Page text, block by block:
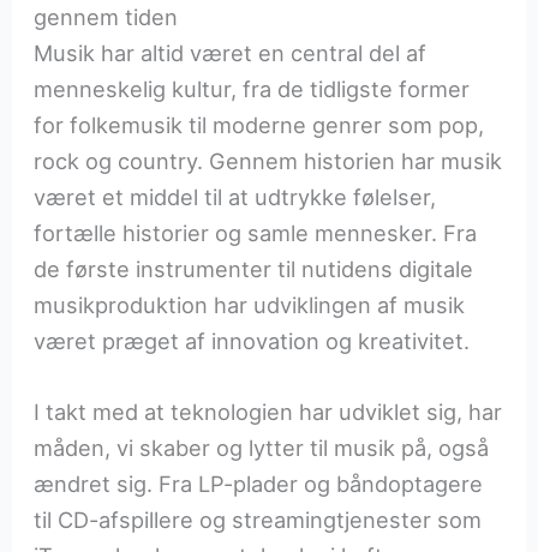
gennem tiden
Musik har altid været en central del af
menneskelig kultur, fra de tidligste former
for folkemusik til moderne genrer som pop,
rock og country. Gennem historien har musik
været et middel til at udtrykke følelser,
fortælle historier og samle mennesker. Fra
de første instrumenter til nutidens digitale
musikproduktion har udviklingen af musik
været præget af innovation og kreativitet.
I takt med at teknologien har udviklet sig, har
måden, vi skaber og lytter til musik på, også
ændret sig. Fra LP-plader og båndoptagere
til CD-afspillere og streamingtjenester som